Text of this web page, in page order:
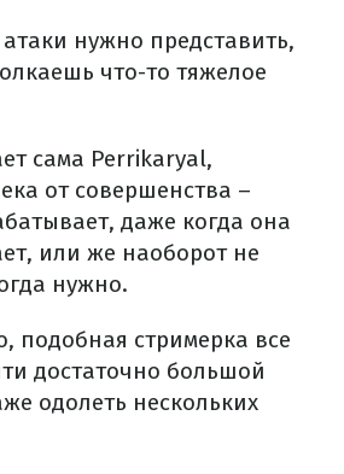
нужно представить,
что-то тяжелое
сама Perrikaryal,
от совершенства –
даже когда она
или же наоборот не
нужно.
подобная стримерка все
достаточно большой
одолеть нескольких